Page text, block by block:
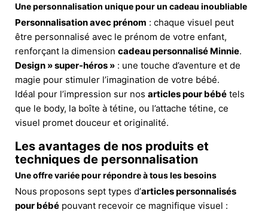
Une personnalisation unique pour un cadeau inoubliable
Personnalisation avec prénom : chaque visuel peut
être personnalisé avec le prénom de votre enfant,
renforçant la dimension cadeau personnalisé Minnie.
Design » super-héros » : une touche d’aventure et de
magie pour stimuler l’imagination de votre bébé.
Idéal pour l’impression sur nos articles pour bébé tels
que le body, la boîte à tétine, ou l’attache tétine, ce
visuel promet douceur et originalité.
Les avantages de nos produits et
techniques de personnalisation
Une offre variée pour répondre à tous les besoins
Nous proposons sept types d’articles personnalisés
pour bébé pouvant recevoir ce magnifique visuel :